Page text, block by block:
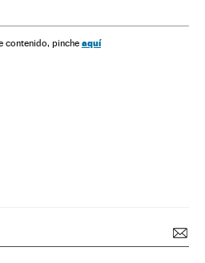
América Latina
contenido, pinche aquí